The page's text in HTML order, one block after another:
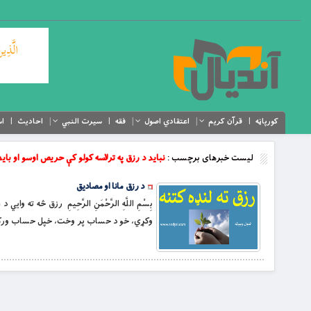
کورپاڼه قرآن کریم اعتقادي اصول فقه سیرت النبي احادیث
لیست خبرهای برچسب :نبايد د رزق په ترلاسه کولو کې حريص اوسو او
د رزق مانا او مصاديق
بِسْمِ اللَّهِ الرَّحْمَنِ الرَّحِيمِ رزق څه ته
وکړي، خو د حساب پر وخت، خپل حساب